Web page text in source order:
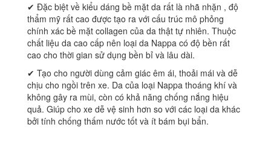
✔ Đặc biệt về kiểu dáng bề mặt da rất là nhã nhặn , độ
thẩm mỹ rất cao được tạo ra với cấu trúc mô phỏng
chính xác bề mặt collagen của da thật tự nhiên. Thuộc
chất liệu da cao cấp nên loại da Nappa có độ bền rất
cao cho thời gian sử dụng bền bỉ và lâu dài.
✔ Tạo cho người dùng cảm giác êm ái, thoải mái và dễ
chịu cho ngồi trên xe. Da của loại Nappa thoáng khí và
không gây ra mùi, còn có khả năng chống nắng hiệu
quả. Giúp cho xe dễ vệ sinh hơn so với các loại da khác
bởi tính chống thấm nước tốt và ít bám bụi bẩn.